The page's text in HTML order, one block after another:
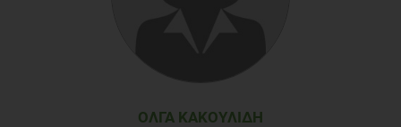
Jinesh Kochar, M.D., M.P.H., Beth Israel Deaconess Medical
Katz, M.D., M.P.H., director, Prevention Research Center, Yale
ΌΛΓΑ ΚΑΚΟΥΛΊΔΗ